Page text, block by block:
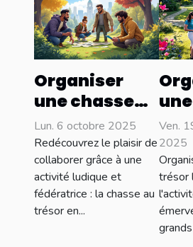
Organiser
une chasse
au trésor
pour
renforcer la
cohésion
d’équipe
Lun. 6 octobre 2025
Redécouvrez le plaisir de
collaborer grâce à une
activité ludique et
fédératrice : la chasse au
trésor en...
au
Ven.
2025
trésor